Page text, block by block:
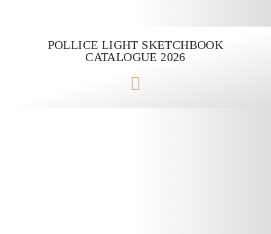
POLLICE LIGHT SKETCHBOOK
CATALOGUE 2026